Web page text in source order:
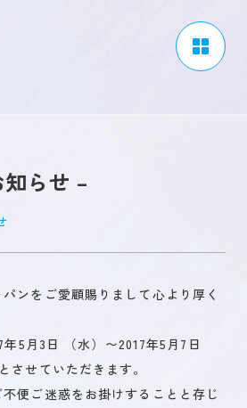
シティ
らせ –
ンをご愛顧賜りまして心より厚く
5月3日 （水）〜2017年5月7日
させていただきます。
便ご迷惑をお掛けすることと存じ